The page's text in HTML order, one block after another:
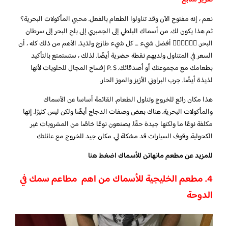
نعم ، إنه مفتوح الآن وقد تناولوا الطعام بالفعل. محبي المأكولات البحرية؟
ثم هذا يكون لك. من أسماك البلطي إلى الجمبري إلى بلح البحر إلى سرطان
البحر. 👌🏻👌🏻👌🏻 أفضل شيء … كل شيء طازج ولذيذ. الأهم من ذلك كله ، أن
السعر في المتناول ولديهم نقطة حضرية أيضًا. لذلك ، ستستمتع بالتأكيد
بطعامك مع مجموعتك أو أصدقائك. P. S إفساح المجال للحلويات لأنها
لذيذة أيضًا. جرب البراوني الأزيز والموز الحار.
هذا مكان رائع للخروج وتناول الطعام. القائمة أساسا عن الأسماك
والمأكولات البحرية. هناك بعض وصفات الدجاج أيضًا ولكن ليس كثيرًا. إنها
مكلفة نوعًا ما ولكنها جيدة حقًا. يصنعون نوعًا خاصًا من المشروبات غير
الكحولية. وقوف السيارات قد مشكلة لي. مكان جيد للخروج مع عائلتك
للمزيد عن مطعم مانهاتن للأسماكاضغط هنا
4. مطعم الخليجية للأسماك من اهم مطاعم سمك في
الدوحة